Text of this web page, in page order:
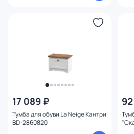
17 089 ₽
Тумба для обуви La Neige Кантри
BD-2860820